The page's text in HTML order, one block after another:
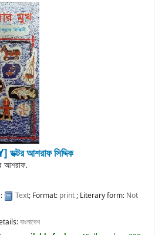
ডক্টর আশরাফ সিদ্দিক
আশরাফ.
Text; Format: print; Literary form: Not
বাংলাদেশ